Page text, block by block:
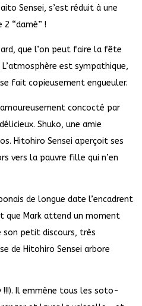
Sensei, s’est réduit à une
“damé” !
que l’on peut faire la fête
est sympathique,
fait copieusement engueuler.
concocté par
Shuko, une amie
Hitohiro Sensei aperçoit ses
vers la pauvre fille qui n’en
de longue date l’encadrent
que Mark attend un moment
son petit discours, très
de Hitohiro Sensei arbore
!!!). Il emmène tous les soto-